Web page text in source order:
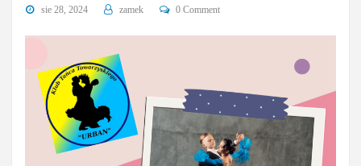
sie 28, 2024 zamek 0 Comment